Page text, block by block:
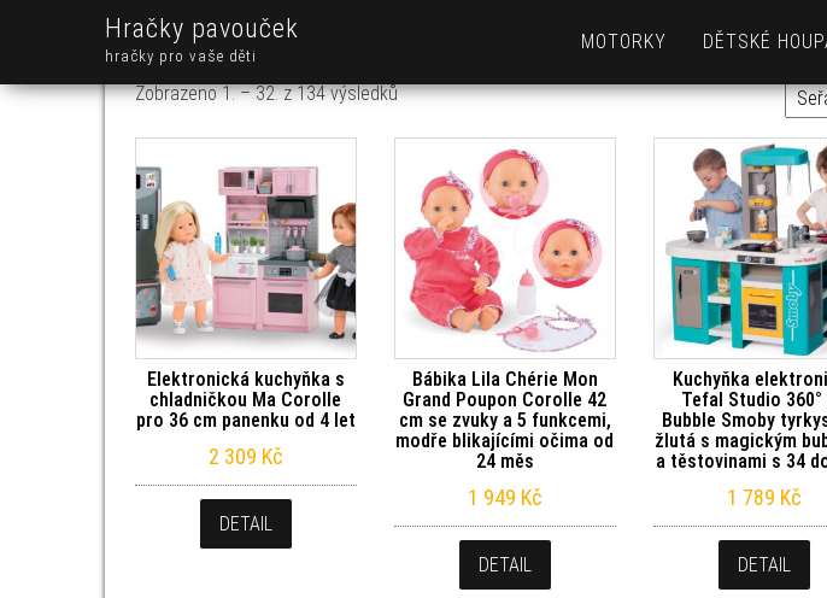
Hračky pavouček
hračky pro vaše děti
MOTORKY DĚTSKÉ
Zobrazeno 1. – 32. z 134 výsledkůSeřazeno od nejnovějších
Elektronická kuchyňka s
chladničkou Ma Corolle
pro 36 cm panenku od 4 let
2 309 Kč
DETAIL
Bábika Lila Chérie Mon
Grand Poupon Corolle 42
cm se zvuky a 5 funkcemi,
modře blikajícími očima od
24 měs
1 949 Kč
DETAIL
Kuchyňka
Tefal Studio 360°
Bubble Smoby
žlutá s magickým
a těstovinami s 34
1 789 Kč
DETAIL